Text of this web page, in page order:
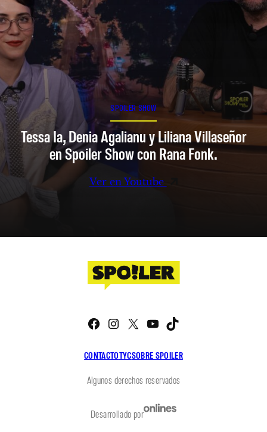
SPOILER SHOW
Tessa Ia, Denia Agalianu y Liliana Villaseñor
en Spoiler Show con Rana Fonk.
Ver en Youtube
CONTACTOTYCSOBRE SPOILER
Facebook
Instagram
X YouTube
Algunos derechos reservados
Desarrollado por